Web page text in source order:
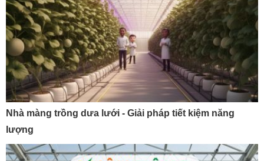
Nhà màng trồng dưa lưới - Giải pháp tiết kiệm năng
lượng